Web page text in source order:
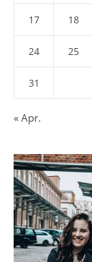
17 18
24 25
31
« Apr.